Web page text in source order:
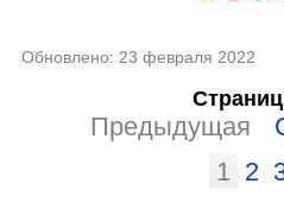
Обновлено: 23 февраля 2022
Предыдущая
1 2